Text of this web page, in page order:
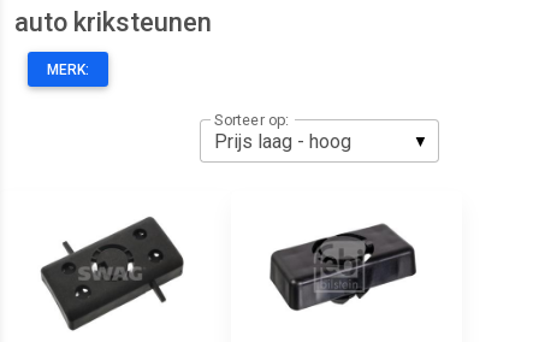
auto kriksteunen
MERK:
Sorteer op: